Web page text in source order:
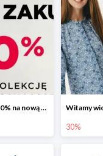
Stylowe zakupy - 30% na nową kolekcję
30%